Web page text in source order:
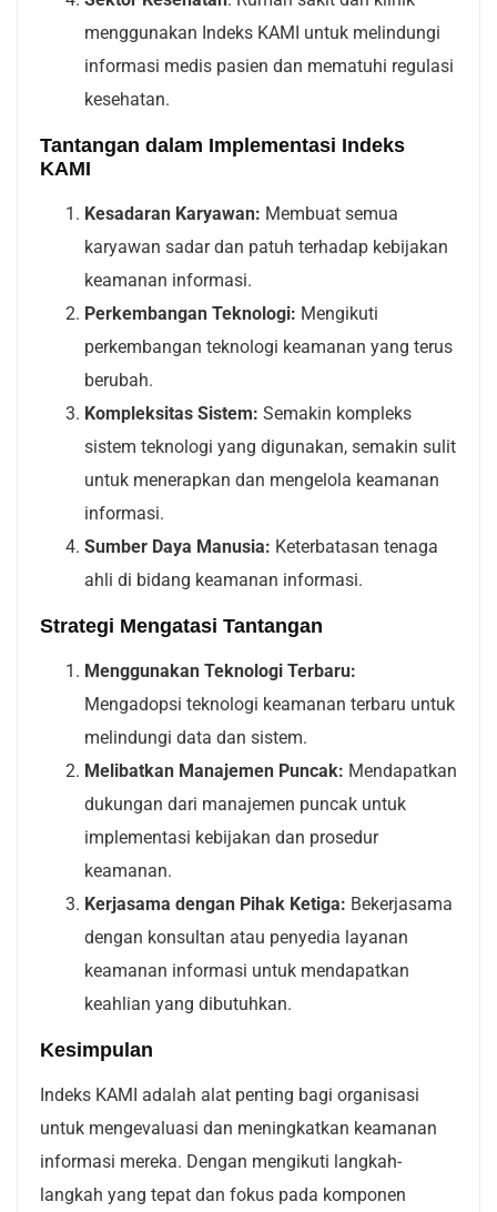
menggunakan Indeks KAMI untuk melindungi
informasi medis pasien dan mematuhi regulasi
kesehatan.
Tantangan dalam Implementasi Indeks
KAMI
Kesadaran Karyawan: Membuat semua
karyawan sadar dan patuh terhadap kebijakan
keamanan informasi.
Perkembangan Teknologi: Mengikuti
perkembangan teknologi keamanan yang terus
berubah.
Kompleksitas Sistem: Semakin kompleks
sistem teknologi yang digunakan, semakin sulit
untuk menerapkan dan mengelola keamanan
informasi.
Sumber Daya Manusia: Keterbatasan tenaga
ahli di bidang keamanan informasi.
Strategi Mengatasi Tantangan
Menggunakan Teknologi Terbaru:
Mengadopsi teknologi keamanan terbaru untuk
melindungi data dan sistem.
Melibatkan Manajemen Puncak: Mendapatkan
dukungan dari manajemen puncak untuk
implementasi kebijakan dan prosedur
keamanan.
Kerjasama dengan Pihak Ketiga: Bekerjasama
dengan konsultan atau penyedia layanan
keamanan informasi untuk mendapatkan
keahlian yang dibutuhkan.
Kesimpulan
Indeks KAMI adalah alat penting bagi organisasi
untuk mengevaluasi dan meningkatkan keamanan
informasi mereka. Dengan mengikuti langkah-
langkah yang tepat dan fokus pada komponen